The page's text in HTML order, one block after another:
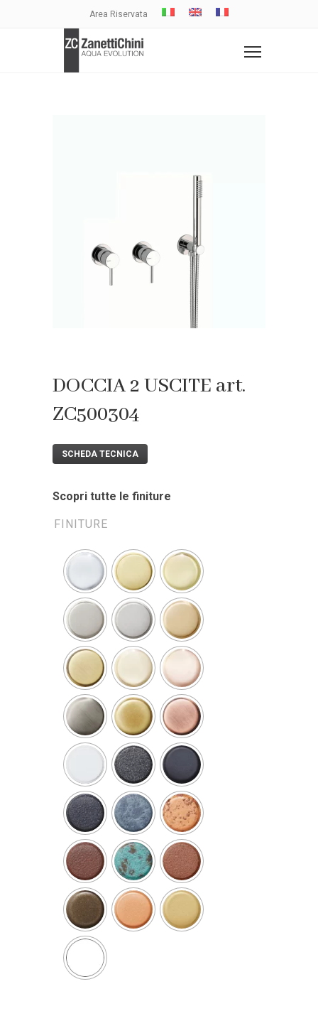
Area Riservata
DOCCIA 2 USCITE art.
ZC500304
SCHEDA TECNICA
Scopri tutte le finiture
FINITURE